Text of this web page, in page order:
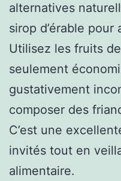
alternatives
sirop d’érable
Utilisez les fruits
seulement
gustativement
composer des
C’est une
invités tout en
alimentaire.